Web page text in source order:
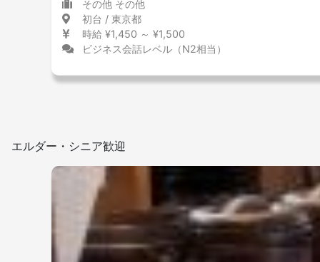
その他 その他
初台 / 東京都
時給 ¥1,450 ～ ¥1,500
ビジネス会話レベル（N2相当）
エルダー・シニア歓迎